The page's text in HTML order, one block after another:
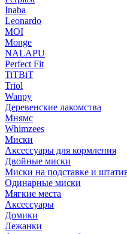
Inaba
Leonardo
MOI
Monge
NALAPU
Perfect Fit
TiTBiT
Triol
Wanpy
Деревенские лакомства
Мнямс
Whimzees
Миски
Аксессуары для кормления
Двойные миски
Миски на подставке и
Одинарные миски
Мягкие места
Аксессуары
Домики
Лежанки